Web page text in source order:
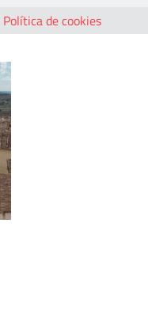
Política de cookies